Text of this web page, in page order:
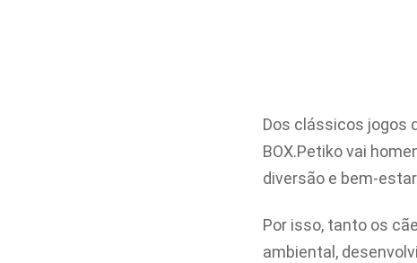
Dos clássicos jogos
BOX.Petiko vai
diversão e bem-
Por isso, tanto os
ambiental,